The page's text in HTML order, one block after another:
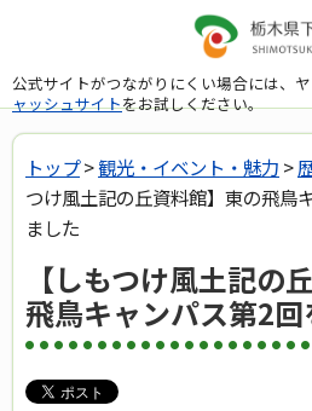
公式サイトがつながりにくい場合には、
ャッシュサイトをお試しください。
トップ>観光・イベント・魅力 >
つけ風土記の丘資料館】東の飛鳥
ました
【しもつけ風土記の
飛鳥キャンパス第2